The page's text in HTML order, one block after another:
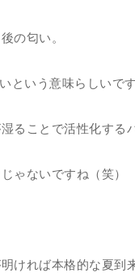
の匂い。
という意味らしいで
ることで活性化す
ゃないですね（笑）
ければ本格的な夏到